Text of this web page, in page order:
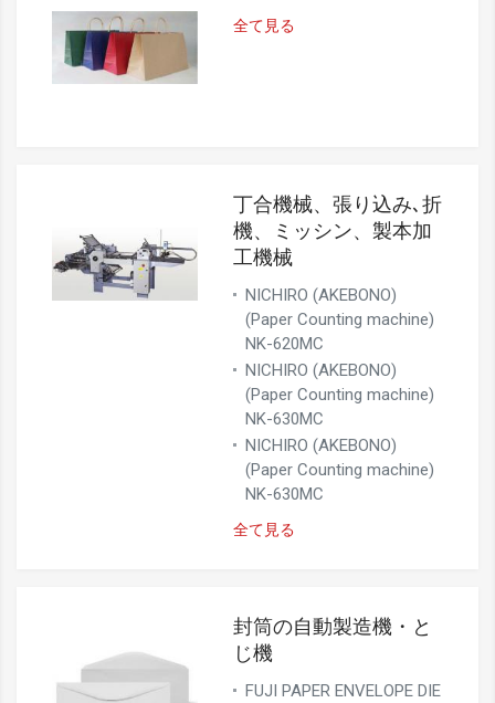
全て見る
丁合機械、張り込み､折
機、ミッシン、製本加
工機械
NICHIRO (AKEBONO)
(Paper Counting machine)
NK-620MC
NICHIRO (AKEBONO)
(Paper Counting machine)
NK-630MC
NICHIRO (AKEBONO)
(Paper Counting machine)
NK-630MC
全て見る
封筒の自動製造機・と
じ機
FUJI PAPER ENVELOPE DIE